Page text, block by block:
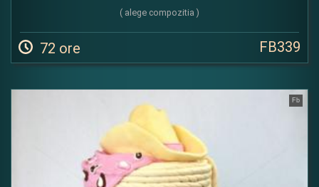
( alege compozitia )
72 ore FB339
Fb